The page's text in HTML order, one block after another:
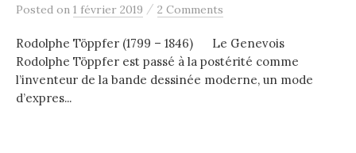
t
Posted on 1 février 2019 / 2 Comments
Rodolphe Töppfer (1799 – 1846) Le Genevois
Rodolphe Töppfer est passé à la postérité comme
l’inventeur de la bande dessinée moderne, un mode
d’expres...